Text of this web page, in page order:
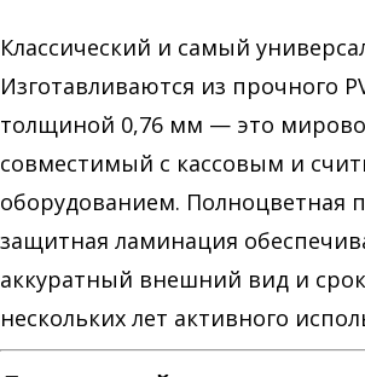
Классический и самый
Изготавливаются из прочного
толщиной 0,76 мм — это
совместимый с кассовым и
оборудованием. Полноцветная
защитная ламинация
аккуратный внешний вид и
нескольких лет активного